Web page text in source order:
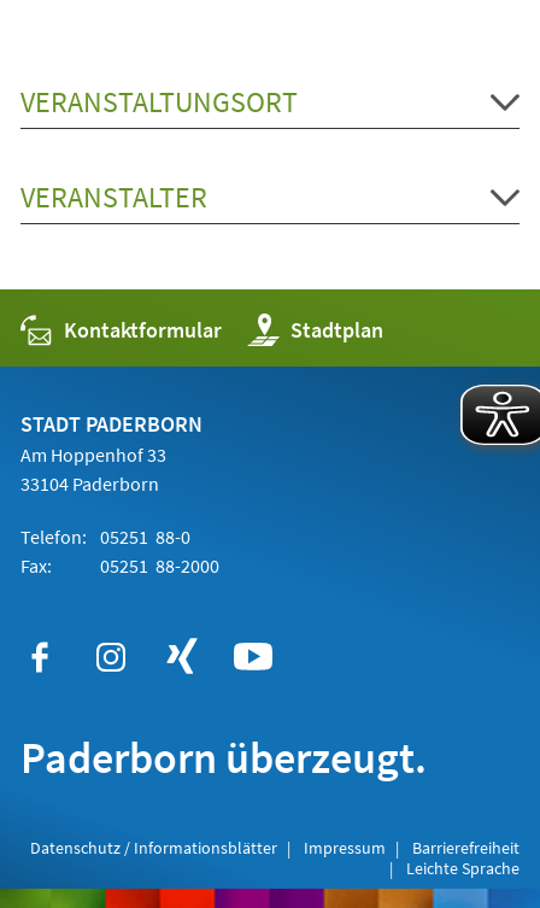
VERANSTALTUNGSORT
VERANSTALTER
Kontaktformular Stadtplan
(Öffnet
in
einem
STADT PADERBORN
Am Hoppenhof 33
33104 Paderborn
Telefon: 05251 88-0
Fax:
05251 88-2000
Paderborn überzeugt.
Datenschutz / Informationsblätter Impressum
Barrierefreiheit
Leichte Sprache